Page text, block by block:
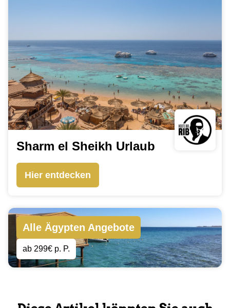
Sharm el Sheikh Urlaub
Hier entdecken
Alle Ägypten Angebote
ab 299€ p. P.